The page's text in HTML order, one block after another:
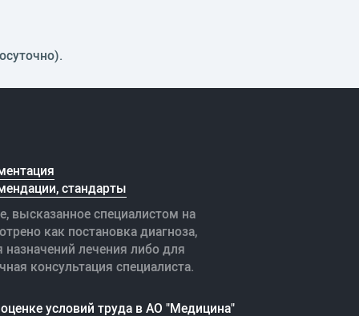
стандарты
высказанное специалистом на
как постановка диагноза,
лечения либо для
консультация специалиста.
условий труда в АО "Медицина"